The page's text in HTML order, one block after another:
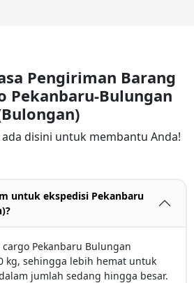
Pengiriman Barang
Pekanbaru-Bulungan
disini untuk membantu Anda!
untuk ekspedisi Pekanbaru
Pekanbaru Bulungan
kg, sehingga lebih hemat untuk
jumlah sedang hingga besar.